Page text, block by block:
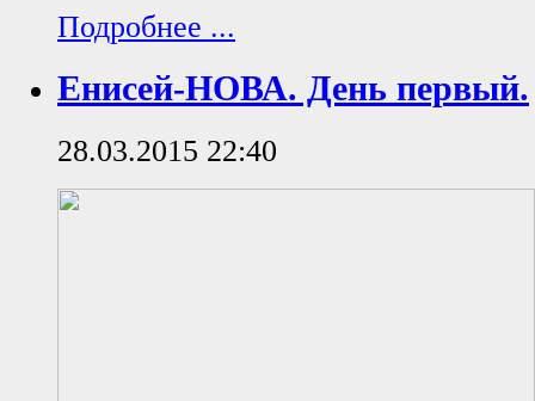
Подробнее ...
Енисей-НОВА. День первый.
28.03.2015 22:40